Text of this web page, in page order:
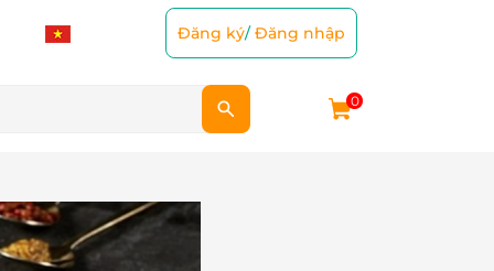
Đăng ký/Đăng nhập
0